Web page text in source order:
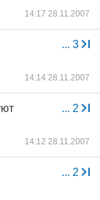
14:17 28.11.2007
... 3
14:14 28.11.2007
... 2
14:12 28.11.2007
... 2